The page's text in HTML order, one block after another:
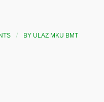
/ BY ULAZ MKU BMT